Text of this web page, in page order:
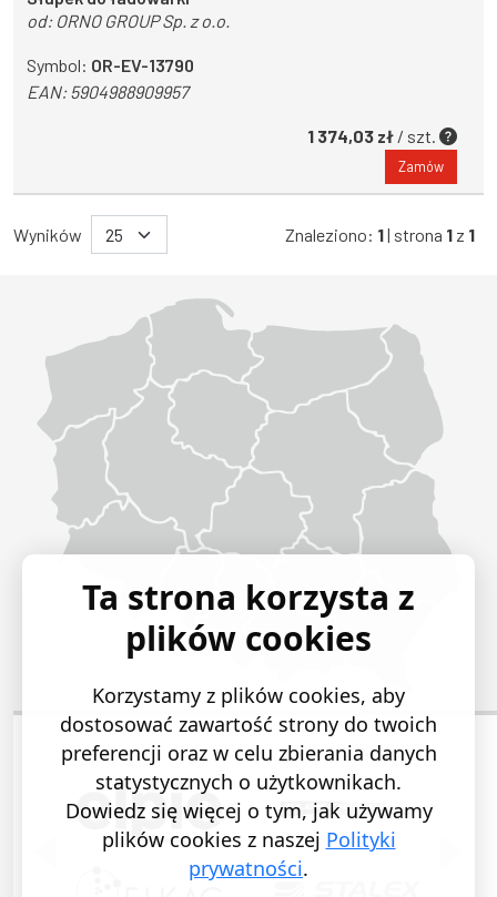
od: ORNO GROUP Sp. z o.o.
Symbol: OR-EV-13790
EAN:5904988909957
1 374,03 zł / szt.
Zamów
Wyników Znaleziono: 1| strona 1 z 1
POPRZEDNI SLAJD
Ta strona korzysta z
plików cookies
Korzystamy z plików cookies, aby
dostosować zawartość strony do twoich
preferencji oraz w celu zbierania danych
statystycznych o użytkownikach.
Dowiedz się więcej o tym, jak używamy
plików cookies z naszej Polityki
prywatności.